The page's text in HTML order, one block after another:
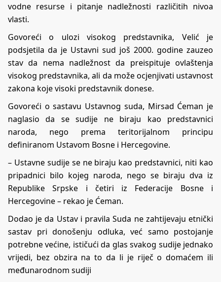
vodne resurse i pitanje nadležnosti različitih nivoa
vlasti.
Govoreći o ulozi visokog predstavnika, Velić je
podsjetila da je Ustavni sud još 2000. godine zauzeo
stav da nema nadležnost da preispituje ovlaštenja
visokog predstavnika, ali da može ocjenjivati ustavnost
zakona koje visoki predstavnik donese.
Govoreći o sastavu Ustavnog suda, Mirsad Ćeman je
naglasio da se sudije ne biraju kao predstavnici
naroda, nego prema teritorijalnom principu
definiranom Ustavom Bosne i Hercegovine.
– Ustavne sudije se ne biraju kao predstavnici, niti kao
pripadnici bilo kojeg naroda, nego se biraju dva iz
Republike Srpske i četiri iz Federacije Bosne i
Hercegovine – rekao je Ćeman.
Dodao je da Ustav i pravila Suda ne zahtijevaju etnički
sastav pri donošenju odluka, već samo postojanje
potrebne većine, ističući da glas svakog sudije jednako
vrijedi, bez obzira na to da li je riječ o domaćem ili
međunarodnom sudiji